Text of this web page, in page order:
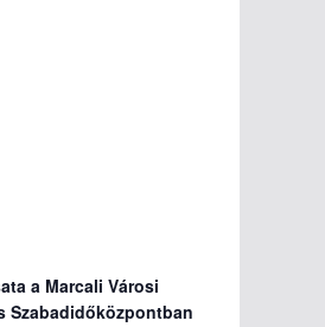
a Marcali Városi
Szabadidőközpontban